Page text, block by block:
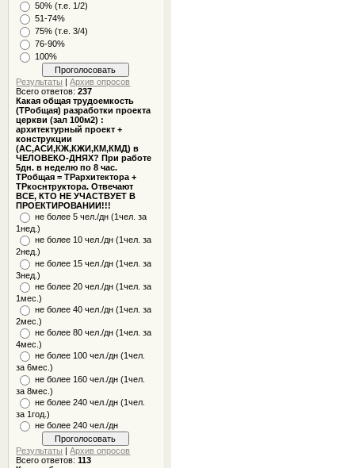
50% (т.е. 1/2)
51-74%
75% (т.е. 3/4)
76-90%
100%
Результаты |Архив опросов
Всего ответов:237
Какая общая трудоемкость
(ТРобщая) разработки проекта
церкви (зал 100м2) :
архитектурный проект +
конструкции
(АС,АСИ,КЖ,КЖИ,КМ,КМД) в
ЧЕЛОВЕКО-ДНЯХ? При работе
5дн. в неделю по 8 час.
ТРобщая = ТРархитектора +
ТРкоснтруктора. Отвечают
ВСЕ, КТО НЕ УЧАСТВУЕТ В
ПРОЕКТИРОВАНИИ!!!
не более 5 чел./дн (1чел. за
1нед.)
не более 10 чел./дн (1чел. за
2нед.)
не более 15 чел./дн (1чел. за
3нед.)
не более 20 чел./дн (1чел. за
1мес.)
не более 40 чел./дн (1чел. за
2мес.)
не более 80 чел./дн (1чел. за
4мес.)
не более 100 чел./дн (1чел.
за 6мес.)
не более 160 чел./дн (1чел.
за 8мес.)
не более 240 чел./дн (1чел.
за 1год.)
не более 240 чел./дн
Результаты |Архив опросов
Всего ответов:113